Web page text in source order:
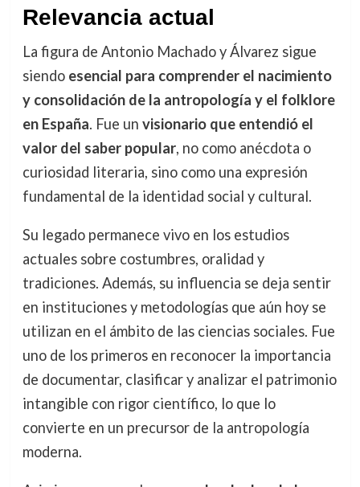
Relevancia actual
La figura de Antonio Machado y Álvarez sigue
siendo esencial para comprender el nacimiento
y consolidación de la antropología y el folklore
en España. Fue un visionario que entendió el
valor del saber popular, no como anécdota o
curiosidad literaria, sino como una expresión
fundamental de la identidad social y cultural.
Su legado permanece vivo en los estudios
actuales sobre costumbres, oralidad y
tradiciones. Además, su influencia se deja sentir
en instituciones y metodologías que aún hoy se
utilizan en el ámbito de las ciencias sociales. Fue
uno de los primeros en reconocer la importancia
de documentar, clasificar y analizar el patrimonio
intangible con rigor científico, lo que lo
convierte en un precursor de la antropología
moderna.